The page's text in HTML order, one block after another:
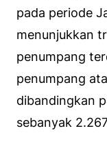
pada periode
menunjukkan
penumpang
penumpang
dibandingkan
sebanyak